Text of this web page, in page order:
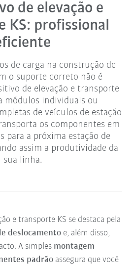
de elevação e
KS: profissional
de carga na construção de
o suporte correto não é
de elevação e transporte
módulos individuais ou
de veículos de estação
os componentes em
para a próxima estação de
assim a produtividade da
sua linha.
e transporte KS se destaca pela
deslocamento e, além disso,
A simples montagem
padrão assegura que você